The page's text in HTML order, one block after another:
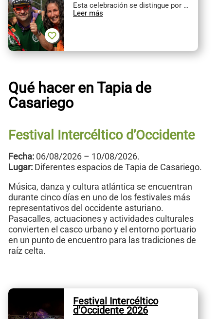
Esta celebración se distingue por …
Leer más
Qué hacer en Tapia de
Casariego
Festival Intercéltico d’Occidente
Fecha: 06/08/2026 – 10/08/2026.
Lugar: Diferentes espacios de Tapia de Casariego.
Música, danza y cultura atlántica se encuentran
durante cinco días en uno de los festivales más
representativos del occidente asturiano.
Pasacalles, actuaciones y actividades culturales
convierten el casco urbano y el entorno portuario
en un punto de encuentro para las tradiciones de
raíz celta.
Festival Intercéltico
d’Occidente 2026